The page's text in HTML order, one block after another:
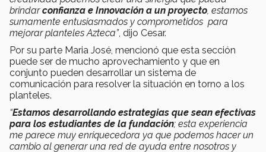
brindarconfianza e Innovación a un proyecto , estamos
sumamente entusiasmados y comprometidos para
mejorar planteles Azteca”, dijo Cesar.
Por su parte Maria José, mencionó que esta sección
puede ser de mucho aprovechamiento y que en
conjunto pueden desarrollar un sistema de
comunicación para resolver la situación en torno a los
planteles.
“Estamos desarrollando estrategias que sean efectivas
para los estudiantes de la fundación; esta experiencia
me parece muy enriquecedora ya que podemos hacer un
cambio al generar una red de ayuda entre nosotros y